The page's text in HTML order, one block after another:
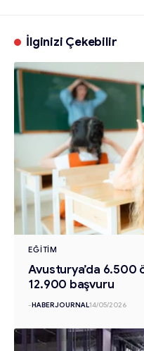
İlginizi Çekebilir
EĞITIM
Avusturya’da
12.900 başvuru
-HABERJOURNAL14/05/2026